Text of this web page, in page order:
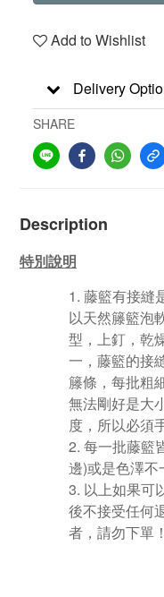
Add to Wishlist
Delivery
SHARE
Description
特別說明
藤籃有接縫
以天然籐籃泡
型，上釘，乾
一，藤籃的接
籐條，每批粗
無法剛好是大
度，所以必須
每一批藤籃
邊)或是色澤不
以上如果可
後不接受任何
者，請勿下單！